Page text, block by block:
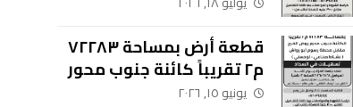
قطعة أرض بمساحة ٧٢٢٨٣
م٢ تقريباً كائنة جنوب محور
روض الفرج مقابل محطة
يونيو ١٥, ٢٠٢٦